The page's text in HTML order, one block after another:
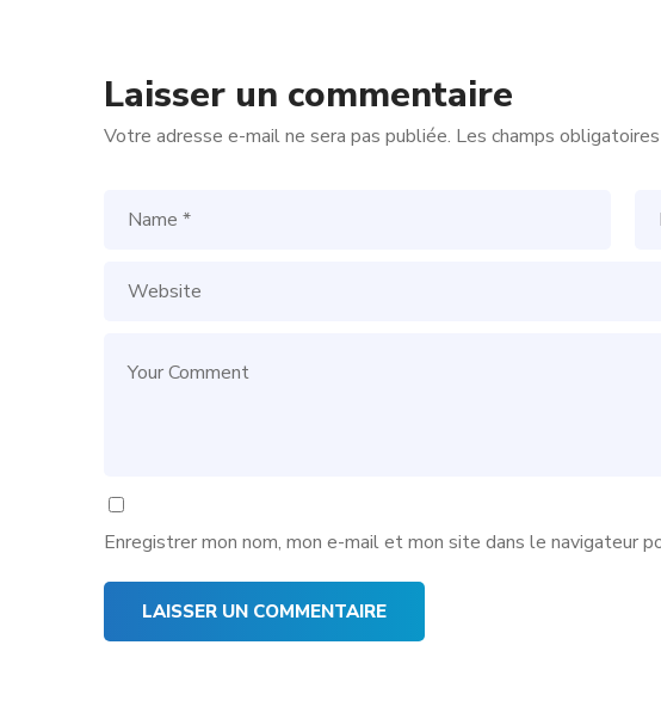
Laisser un commentaire
Votre adresse e-mail ne sera pas publiée. Les champs
Enregistrer mon nom, mon e-mail et mon site dans le navigateur